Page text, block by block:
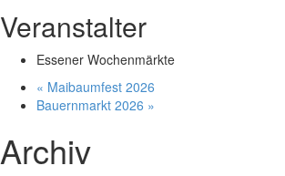
Veranstalter
Essener Wochenmärkte
« Maibaumfest 2026
Bauernmarkt 2026 »
Archiv